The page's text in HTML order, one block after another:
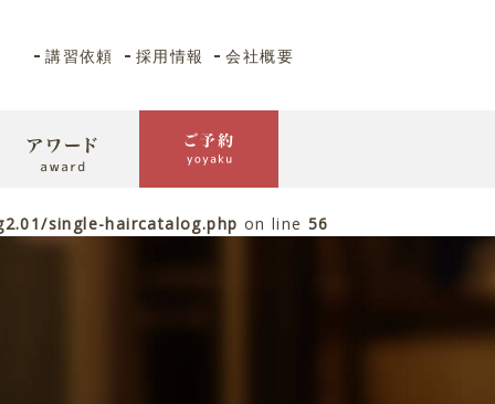
講習依頼 採用情報 会社概要
single-haircatalog.php on line56